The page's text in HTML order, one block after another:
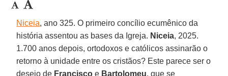
Niceia, ano 325. O primeiro concílio ecumênico da
história assentou as bases da Igreja. Niceia, 2025.
1.700 anos depois, ortodoxos e católicos assinarão o
retorno à unidade entre os cristãos? Este parece ser o
desejo de Francisco e Bartolomeu, que se